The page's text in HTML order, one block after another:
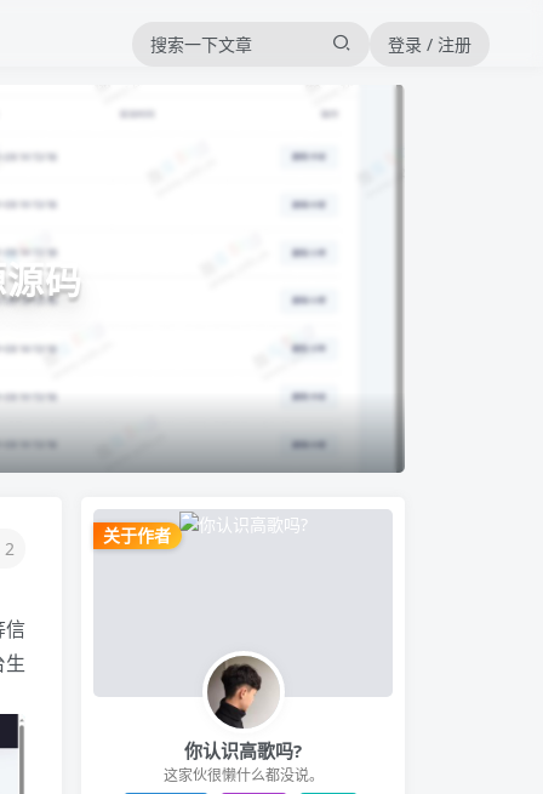
登录 / 注册
码
2
信
关于作者
你认识高歌吗?
这家伙很懒什么都没说。